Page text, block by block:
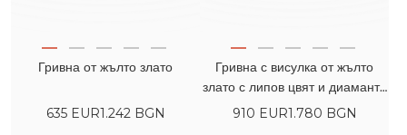
Гривна от жълто злато
635 EUR1.242 BGN
Гривна с висулка от жълто
злато с липов цвят и диаманти
0.1кт
910 EUR1.780 BGN